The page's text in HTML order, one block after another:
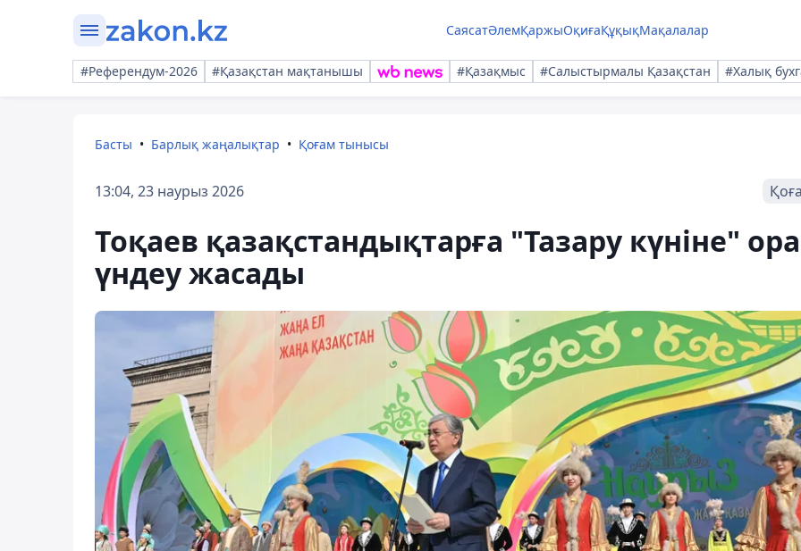
СаясатӘлемҚаржыОқиғаҚұқықМақалалар
#Референдум-2026 #Қазақстан мақтанышы #Қазақмыс #Салыстырмалы Қазақстан #Халық
Басты Барлық жаңалықтар Қоғам тынысы
13:04, 23 наурыз 2026
Тоқаев қазақстандықтарға "Тазару күніне"
үндеу жасады